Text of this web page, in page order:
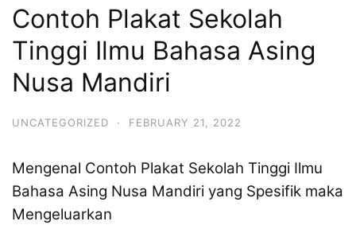
Contoh Plakat Sekolah
Tinggi Ilmu Bahasa Asing
Nusa Mandiri
UNCATEGORIZED · FEBRUARY 21, 2022
Mengenal Contoh Plakat Sekolah Tinggi Ilmu
Bahasa Asing Nusa Mandiri yang Spesifik maka
Mengeluarkan